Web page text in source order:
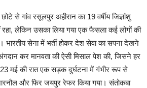
से गांव रसूलपुर अहीरान का 19 वर्षीय जिज्ञांशु
लेकिन उसका लिया गया एक फैसला कई लोगों की
भारतीय सेना में भर्ती होकर देश सेवा का सपना देखने
कर मानवता की ऐसी मिसाल पेश की, जिसने हर
मई की रात एक सड़क दुर्घटना में गंभीर रूप से
और फिर जयपुर रेफर किया गया। संतोकबा